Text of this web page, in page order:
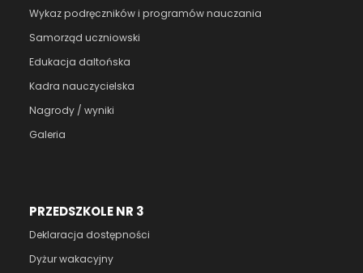
Wykaz podręczników i programów nauczania
Samorząd uczniowski
Edukacja daltońska
Kadra nauczycielska
Nagrody / wyniki
Galeria
PRZEDSZKOLE NR 3
Deklaracja dostępności
Dyżur wakacyjny